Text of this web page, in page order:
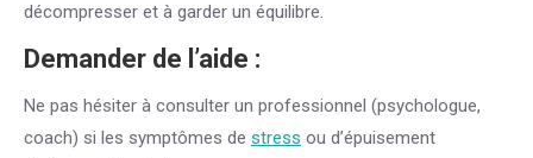
décompresser et à garder un équilibre.
Demander de l’aide :
Ne pas hésiter à consulter un professionnel (psychologue,
coach) si les symptômes de stress ou d’épuisement